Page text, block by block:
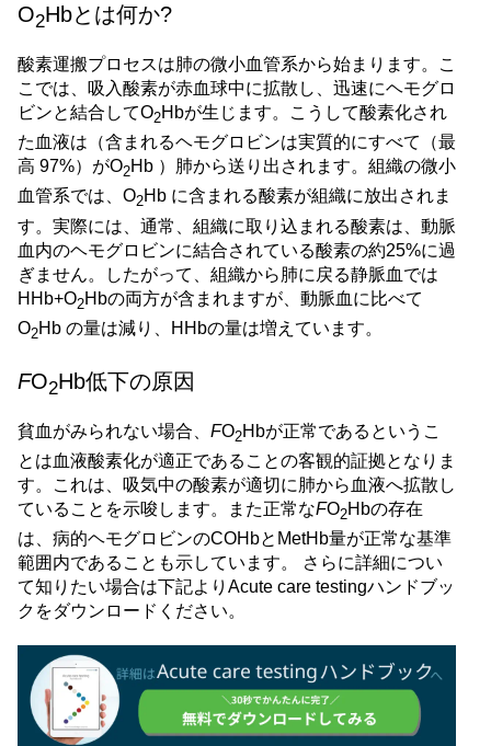
O2Hbとは何か?
酸素運搬プロセスは肺の微小血管系から始まります。こ
こでは、吸入酸素が赤血球中に拡散し、迅速にヘモグロ
ビンと結合してO2Hbが生じます。こうして酸素化され
た血液は（含まれるヘモグロビンは実質的にすべて（最
高 97%）がO2Hb ）肺から送り出されます。組織の微小
血管系では、O2Hb に含まれる酸素が組織に放出されま
す。実際には、通常、組織に取り込まれる酸素は、動脈
血内のヘモグロビンに結合されている酸素の約25%に過
ぎません。したがって、組織から肺に戻る静脈血では
HHb+O2Hbの両方が含まれますが、動脈血に比べて
O2Hb の量は減り、HHbの量は増えています。
FO2Hb低下の原因
貧血がみられない場合、 FO2Hbが正常であるというこ
とは血液酸素化が適正であることの客観的証拠となりま
す。これは、吸気中の酸素が適切に肺から血液へ拡散し
ていることを示唆します。また正常なFO2Hbの存在
は、病的ヘモグロビンのCOHbとMetHb量が正常な基準
範囲内であることも示しています。 さらに詳細につい
て知りたい場合は下記よりAcute care testingハンドブッ
クをダウンロードください。